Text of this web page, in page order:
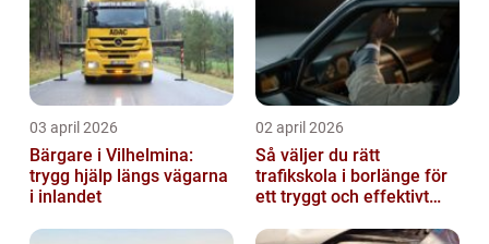
03 april 2026
Bärgare i Vilhelmina:
trygg hjälp längs vägarna
i inlandet
02 april 2026
Så väljer du rätt
trafikskola i borlänge för
ett tryggt och effektivt